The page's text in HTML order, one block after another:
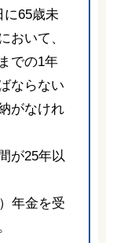
に65歳未
おいて、
での1年
ならない
がなけれ
が25年以
年金を受